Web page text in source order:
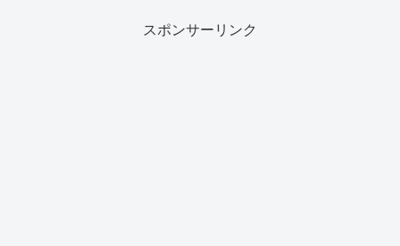
スポンサーリンク